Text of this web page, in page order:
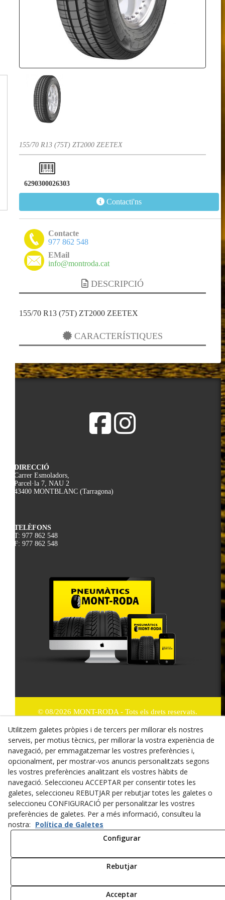
155/70 R13 (75T) ZT2000 ZEETEX
6290300026303
Contacti'ns
Contacte
977 862 548
EMail
info@montroda.cat
DESCRIPCIÓ
155/70 R13 (75T) ZT2000 ZEETEX
CARACTERÍSTIQUES
DIRECCIÓ
Carrer Esmoladors,
Parcel·la 7, NAU 2
43400 MONTBLANC (Tarragona)
TELÈFONS
T: 977 862 548
F: 977 862 548
© 08/2026 MONT-RODA - Tots els drets reservats.
Política de Privacitat
Termes i condicions de compra
Dret de desistiment
Cookies
Mapa Web
Utilitzem galetes pròpies i de tercers per millorar els nostres
serveis, per motius tècnics, per millorar la vostra experiència de
navegació, per emmagatzemar les vostres preferències i,
opcionalment, per mostrar-vos anuncis personalitzats segons
les vostres preferències analitzant els vostres hàbits de
navegació. Seleccioneu ACCEPTAR per consentir totes les
galetes, seleccioneu REBUTJAR per rebutjar totes les galetes o
seleccioneu CONFIGURACIÓ per personalitzar les vostres
preferències de galetes. Per a més informació, consulteu la
nostra: Política de Galetes
Configurar
Rebutjar
Acceptar